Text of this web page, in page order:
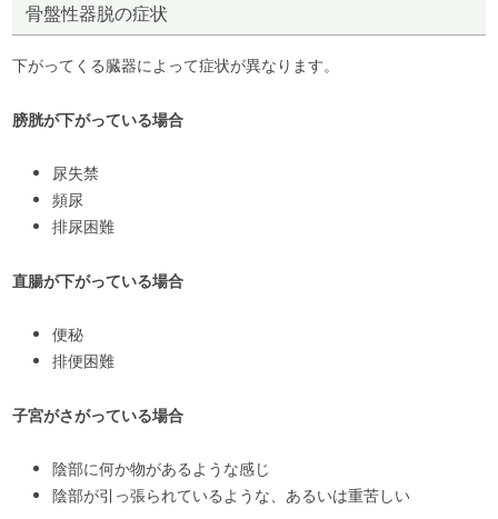
骨盤性器脱の症状
下がってくる臓器によって症状が異なります。
膀胱が下がっている場合
尿失禁
頻尿
排尿困難
直腸が下がっている場合
便秘
排便困難
子宮がさがっている場合
陰部に何か物があるような感じ
陰部が引っ張られているような、あるいは重苦しい